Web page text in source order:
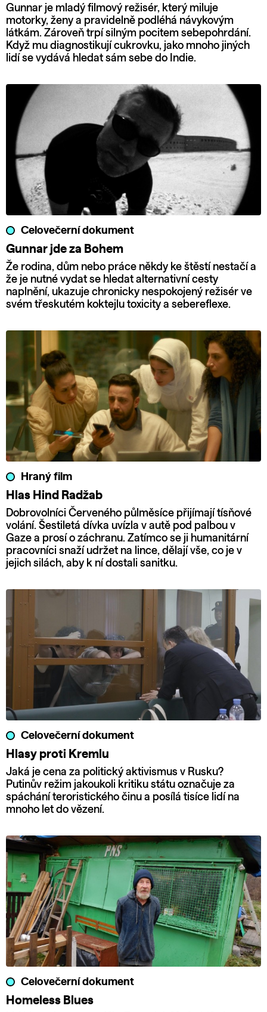
Gunnar je mladý filmový režisér, který miluje
motorky, ženy a pravidelně podléhá návykovým
látkám. Zároveň trpí silným pocitem sebepohrdání.
Když mu diagnostikují cukrovku, jako mnoho jiných
lidí se vydává hledat sám sebe do Indie.
Celovečerní dokument
Gunnar jde za Bohem
Že rodina, dům nebo práce někdy ke štěstí nestačí a
že je nutné vydat se hledat alternativní cesty
naplnění, ukazuje chronicky nespokojený režisér ve
svém třeskutém koktejlu toxicity a sebereflexe.
Hraný film
Hlas Hind Radžab
Dobrovolníci Červeného půlměsíce přijímají tísňové
volání. Šestiletá dívka uvízla v autě pod palbou v
Gaze a prosí o záchranu. Zatímco se ji humanitární
pracovníci snaží udržet na lince, dělají vše, co je v
jejich silách, aby k ní dostali sanitku.
Celovečerní dokument
Hlasy proti Kremlu
Jaká je cena za politický aktivismus v Rusku?
Putinův režim jakoukoli kritiku státu označuje za
spáchání teroristického činu a posílá tisíce lidí na
mnoho let do vězení.
Celovečerní dokument
Homeless Blues